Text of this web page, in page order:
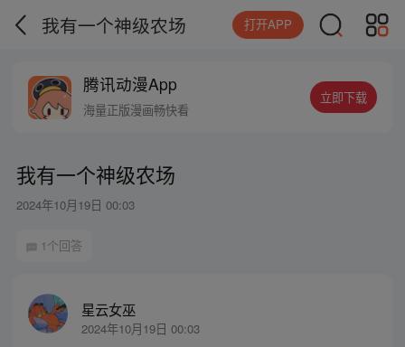
我有一个神级农场 打开APP
腾讯动漫App
海量正版漫画畅快看
立即下载
我有一个神级农场
2024年10月19日 00:03
1个回答
星云女巫
2024年10月19日 00:03